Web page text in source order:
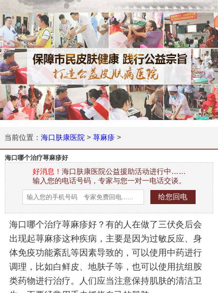
当前位置： 海口肤康医院 > 荨麻疹>
海口哪个治疗荨麻疹好
好消息！ 海口肤康医院公益援助活动进行中……
输入您的电话号码，专家与您一对一电话交谈。
海口哪个治疗荨麻疹好？有的人在做了三伏灸后会
出现起荨麻疹这种疾病，主要是因为过敏反应、身
体免疫功能紊乱等因素导致的，可以使用中药进行
调理，比如白鲜皮、地肤子等，也可以使用抗组胺
类药物进行治疗。人们应当注意保持肌肤的清洁卫